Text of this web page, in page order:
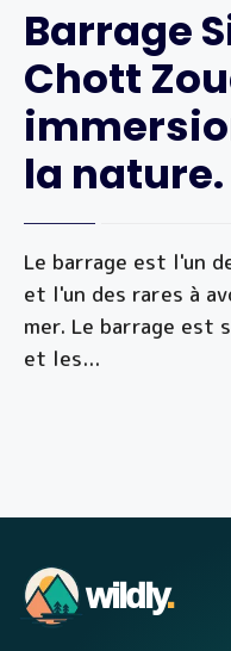
Barrage
Chott
la nature.
Le barrage est l'un
et l'un des rares à
mer. Le barrage est
et les...
wildly.